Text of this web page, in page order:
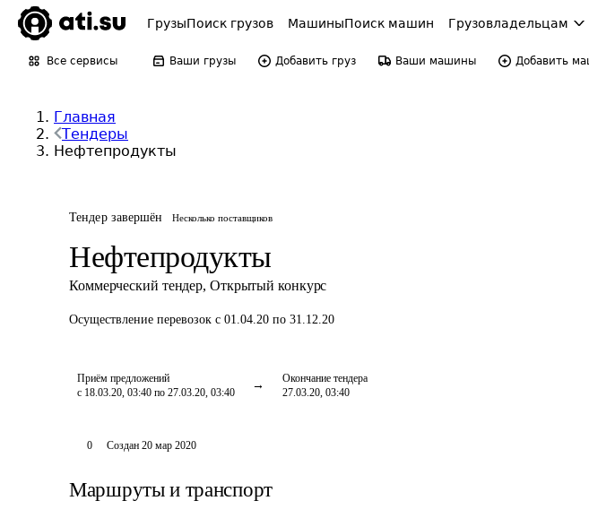
ГрузыПоиск грузов МашиныПоиск машин Грузовладельцам
Все сервисы Ваши грузы Добавить груз Ваши машины Добавить
Главная
Тендеры
Нефтепродукты
Тендер завершён Несколько поставщиков
Нефтепродукты
Коммерческий тендер, Открытый конкурс
Осуществление перевозок с 01.04.20 по 31.12.20
Приём предложений
с 18.03.20, 03:40 по 27.03.20, 03:40
Окончание тендера
27.03.20, 03:40
0 Создан 20 мар 2020
Маршруты и транспорт